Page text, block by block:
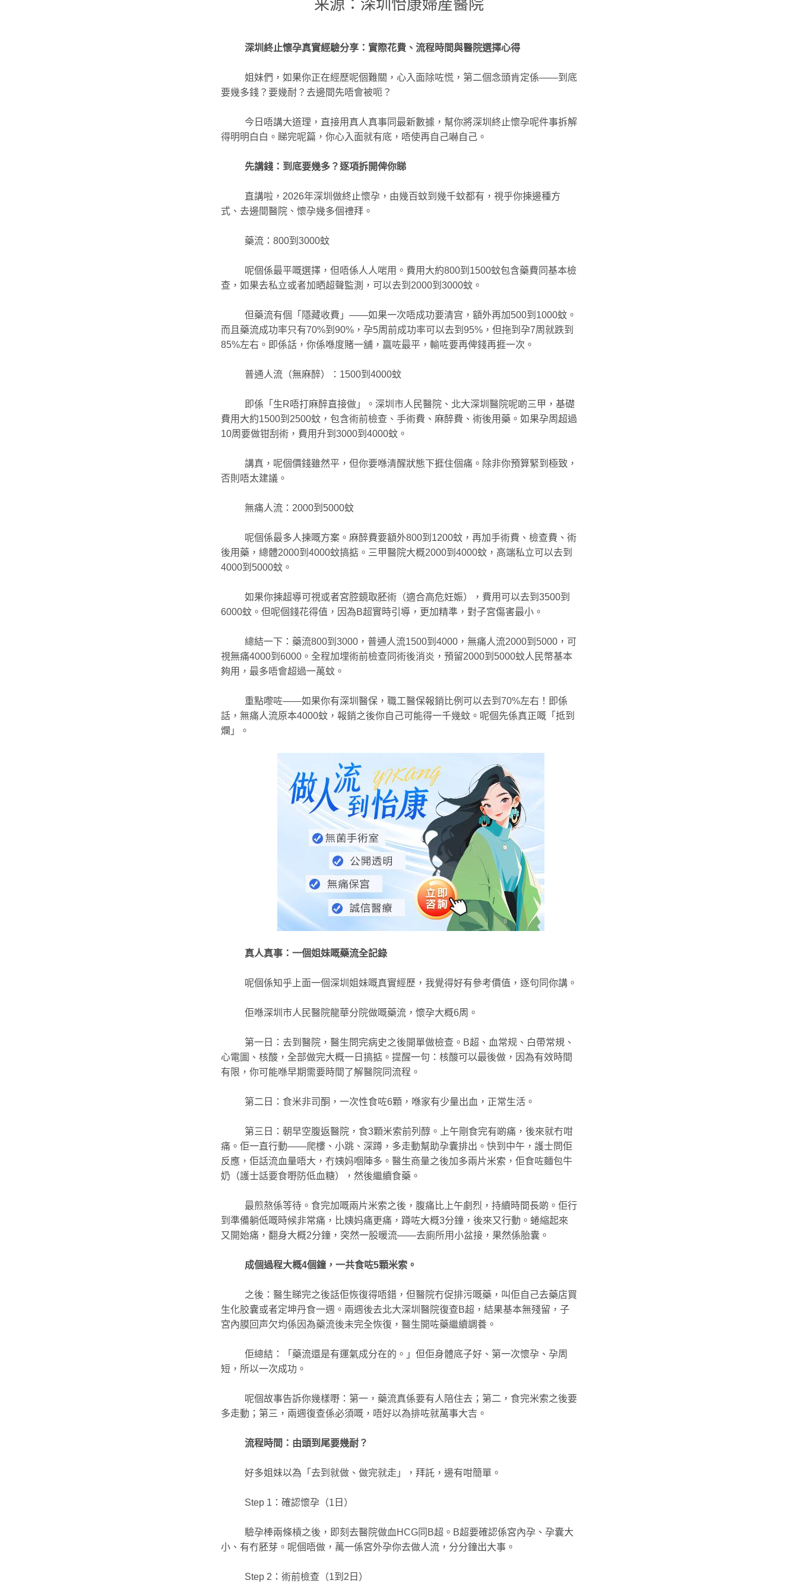
来源：深圳怡康婦産醫院
深圳終止懷孕真實經驗分享：實際花費、流程時間與醫院選擇心得
姐妹們，如果你正在經歷呢個難關，心入面除咗慌，第二個念頭肯定係——到底
要幾多錢？要幾耐？去邊間先唔會被呃？
今日唔講大道理，直接用真人真事同最新數據，幫你將深圳終止懷孕呢件事拆解
得明明白白。睇完呢篇，你心入面就有底，唔使再自己嚇自己。
先講錢：到底要幾多？逐項拆開俾你睇
直講啦，2026年深圳做終止懷孕，由幾百蚊到幾千蚊都有，視乎你揀邊種方
式、去邊間醫院、懷孕幾多個禮拜。
藥流：800到3000蚊
呢個係最平嘅選擇，但唔係人人啱用。費用大約800到1500蚊包含藥費同基本檢
查，如果去私立或者加晒超聲監測，可以去到2000到3000蚊。
但藥流有個「隱藏收費」——如果一次唔成功要清宫，額外再加500到1000蚊。
而且藥流成功率只有70%到90%，孕5周前成功率可以去到95%，但拖到孕7周就跌到
85%左右。即係話，你係喺度賭一舖，贏咗最平，輸咗要再俾錢再捱一次。
普通人流（無麻醉）：1500到4000蚊
即係「生R唔打麻醉直接做」。深圳市人民醫院、北大深圳醫院呢啲三甲，基礎
費用大約1500到2500蚊，包含術前檢查、手術費、麻醉費、術後用藥。如果孕周超過
10周要做钳刮術，費用升到3000到4000蚊。
講真，呢個價錢雖然平，但你要喺清醒狀態下捱住個痛。除非你預算緊到極致，
否則唔太建議。
無痛人流：2000到5000蚊
呢個係最多人揀嘅方案。麻醉費要額外800到1200蚊，再加手術費、檢查費、術
後用藥，總體2000到4000蚊搞掂。三甲醫院大概2000到4000蚊，高端私立可以去到
4000到5000蚊。
如果你揀超導可視或者宮腔鏡取胚術（適合高危妊娠），費用可以去到3500到
6000蚊。但呢個錢花得值，因為B超實時引導，更加精準，對子宮傷害最小。
總結一下：藥流800到3000，普通人流1500到4000，無痛人流2000到5000，可
視無痛4000到6000。全程加埋術前檢查同術後消炎，預留2000到5000蚊人民幣基本
夠用，最多唔會超過一萬蚊。
重點嚟咗——如果你有深圳醫保，職工醫保報銷比例可以去到70%左右！即係
話，無痛人流原本4000蚊，報銷之後你自己可能得一千幾蚊。呢個先係真正嘅「抵到
爛」。
真人真事：一個姐妹嘅藥流全記錄
呢個係知乎上面一個深圳姐妹嘅真實經歷，我覺得好有參考價值，逐句同你講。
佢喺深圳市人民醫院龍華分院做嘅藥流，懷孕大概6周。
第一日：去到醫院，醫生問完病史之後開單做檢查。B超、血常规、白帶常規、
心電圖、核酸，全部做完大概一日搞掂。提醒一句：核酸可以最後做，因為有效時間
有限，你可能喺早期需要時間了解醫院同流程。
第二日：食米非司酮，一次性食咗6顆，喺家有少量出血，正常生活。
第三日：朝早空腹返醫院，食3顆米索前列醇。上午剛食完有啲痛，後來就冇咁
痛。佢一直行動——爬樓、小跳、深蹲，多走動幫助孕囊排出。快到中午，護士問佢
反應，佢話流血量唔大，冇姨妈嗰陣多。醫生商量之後加多兩片米索，佢食咗麵包牛
奶（護士話要食嘢防低血糖），然後繼續食藥。
最煎熬係等待。食完加嘅兩片米索之後，腹痛比上午劇烈，持續時間長啲。佢行
到準備躺低嘅時候非常痛，比姨妈痛更痛，蹲咗大概3分鐘，後來又行動。蜷縮起來
又開始痛，翻身大概2分鐘，突然一股暖流——去廁所用小盆接，果然係胎囊。
成個過程大概4個鐘，一共食咗5顆米索。
之後：醫生睇完之後話佢恢復得唔錯，但醫院冇促排污嘅藥，叫佢自己去藥店買
生化胶囊或者定坤丹食一週。兩週後去北大深圳醫院復查B超，結果基本無殘留，子
宮內膜回声欠均係因為藥流後未完全恢復，醫生開咗藥繼續調養。
佢總結：「藥流還是有運氣成分在的。」但佢身體底子好、第一次懷孕、孕周
短，所以一次成功。
呢個故事告訴你幾樣嘢：第一，藥流真係要有人陪住去；第二，食完米索之後要
多走動；第三，兩週復查係必須嘅，唔好以為排咗就萬事大吉。
流程時間：由頭到尾要幾耐？
好多姐妹以為「去到就做、做完就走」，拜託，邊有咁簡單。
Step 1：確認懷孕（1日）
驗孕棒兩條槓之後，即刻去醫院做血HCG同B超。B超要確認係宮內孕、孕囊大
小、有冇胚芽。呢個唔做，萬一係宮外孕你去做人流，分分鐘出大事。
Step 2：術前檢查（1到2日）